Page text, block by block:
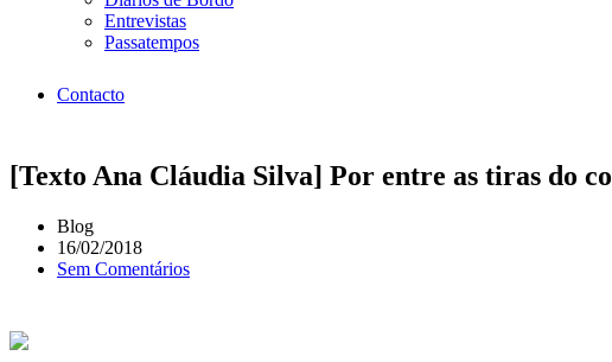
Entrevistas
Passatempos
Contacto
[Texto Ana Cláudia Silva] Por entre as tiras do
Blog
16/02/2018
Sem Comentários